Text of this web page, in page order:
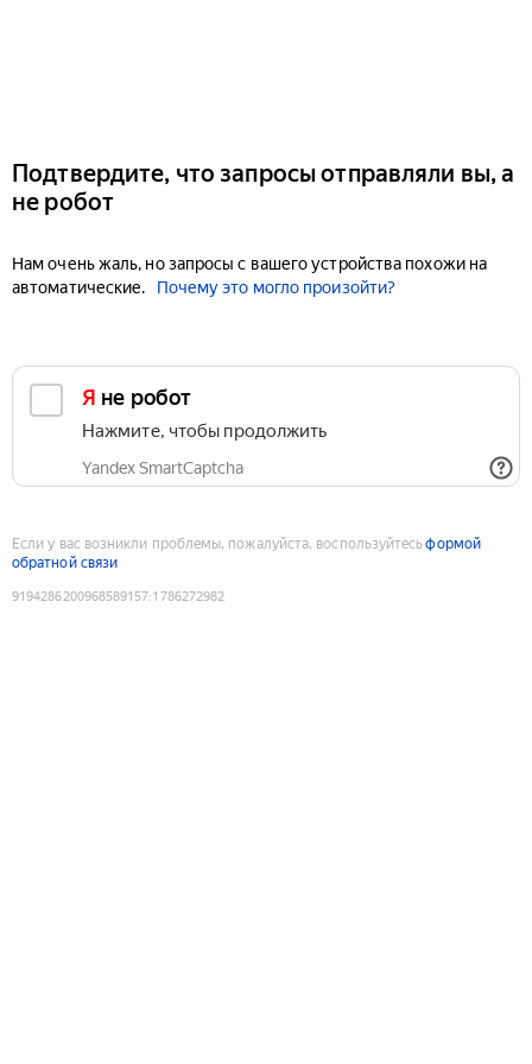
Подтвердите, что запросы отправляли вы, а
не робот
Нам очень жаль, но запросы с вашего устройства похожи на
автоматические.
Почему это могло произойти?
Я не робот
Нажмите, чтобы продолжить
Yandex SmartCaptcha
Если у вас возникли проблемы, пожалуйста, воспользуйтесьформой
обратной связи
9194286200968589157:1786272982